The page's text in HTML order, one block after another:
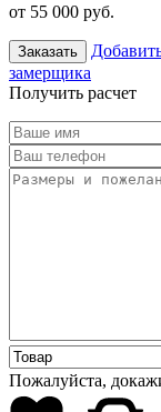
от 55 000 руб.
Заказать
замерщика
Получить расчет
Пожалуйста,